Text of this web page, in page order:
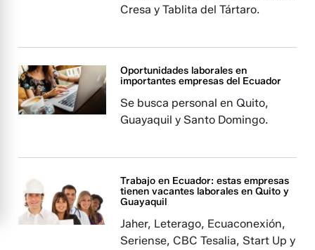
Cresa y Tablita del Tártaro.
Oportunidades laborales en
importantes empresas del Ecuador
Se busca personal en Quito,
Guayaquil y Santo Domingo.
Trabajo en Ecuador: estas empresas
tienen vacantes laborales en Quito y
Guayaquil
Jaher, Leterago, Ecuaconexión,
Seriense, CBC Tesalia, Start Up y